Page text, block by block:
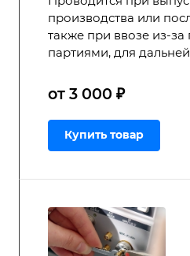
производства или
также при ввозе из-за
партиями, для
от 3 000 ₽
Купить товар